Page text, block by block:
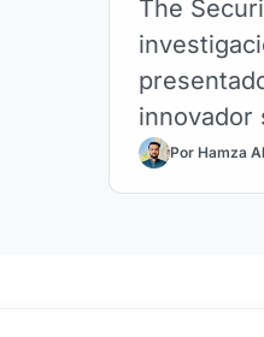
The
innovador
sitios
Por Hamza